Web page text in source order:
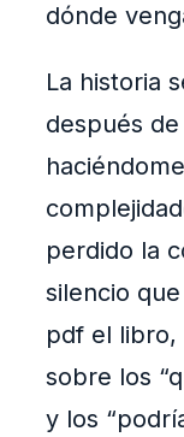
dónde
La historia
después
perdido la
silencio
pdf el
sobre los
y los